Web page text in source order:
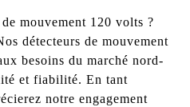
mouvement 120 volts ?
détecteurs de mouvement
besoins du marché nord-
et fiabilité. En tant
notre engagement